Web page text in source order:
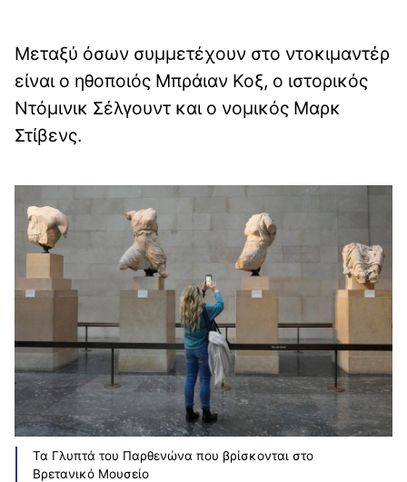
Μεταξύ όσων συμμετέχουν στο ντοκιμαντέρ
είναι ο ηθοποιός Μπράιαν Κοξ, ο ιστορικός
Ντόμινικ Σέλγουντ και ο νομικός Μαρκ
Στίβενς.
Τα Γλυπτά του Παρθενώνα που βρίσκονται στο
Βρετανικό Μουσείο